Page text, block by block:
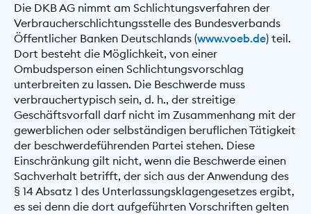
Die DKB AG nimmt am Schlichtungsverfahren der
Verbraucherschlichtungsstelle des Bundesverbands
Öffentlicher Banken Deutschlands (www.voeb.de) teil.
Dort besteht die Möglichkeit, von einer
Ombudsperson einen Schlichtungsvorschlag
unterbreiten zu lassen. Die Beschwerde muss
verbrauchertypisch sein, d. h., der streitige
Geschäftsvorfall darf nicht im Zusammenhang mit der
gewerblichen oder selbständigen beruflichen Tätigkeit
der beschwerdeführenden Partei stehen. Diese
Einschränkung gilt nicht, wenn die Beschwerde einen
Sachverhalt betrifft, der sich aus der Anwendung des
§ 14 Absatz 1 des Unterlassungsklagengesetzes ergibt,
es sei denn die dort aufgeführten Vorschriften gelten